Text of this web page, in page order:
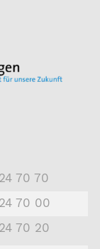
70 70
70 00
70 20